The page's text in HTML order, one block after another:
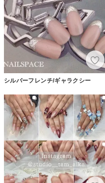
シルバーフレンチ/ギャラクシー